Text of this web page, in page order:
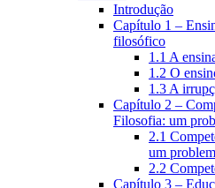
Introdução
Capítulo 1 –
filosófico
1.1 A
1.2 O
1.3 A
Capítulo 2 –
Filosofia: um
2.1
um
2.2
Capítulo 3 –